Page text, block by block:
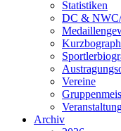
Statistiken
DC &
Vereine
Archiv